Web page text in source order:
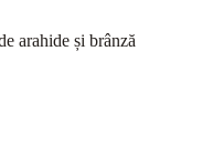
arahide și brânză